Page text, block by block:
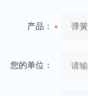
产品：
您的单位：